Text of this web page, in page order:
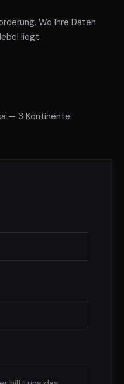
Wo Ihre Daten
liegt.
— 3 Kontinente